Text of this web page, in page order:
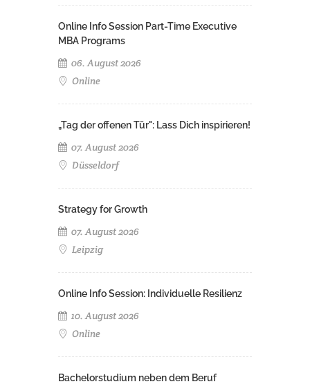
Online Info Session Part-Time Executive
MBA Programs
06. August 2026
Online
„Tag der offenen Tür": Lass Dich inspirieren!
07. August 2026
Düsseldorf
Strategy for Growth
07. August 2026
Leipzig
Online Info Session: Individuelle Resilienz
10. August 2026
Online
Bachelorstudium neben dem Beruf